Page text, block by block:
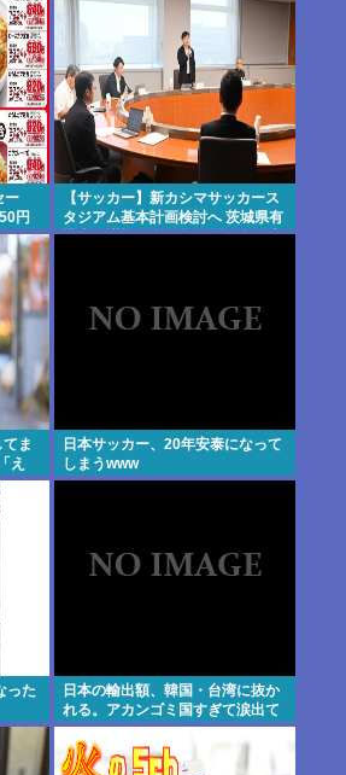
ー
円
【サッカー】新カシマサッカース
タジアム基本計画検討へ 茨城県有
識者会議初会合 公設民営で整備方
ま
え
日本サッカー、20年安泰になって
しまうwww
った
日本の輸出額、韓国・台湾に抜か
れる。アカンゴミ国すぎて涙出て
きた…